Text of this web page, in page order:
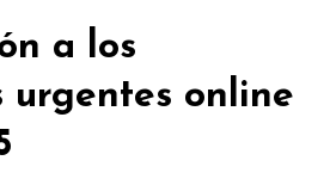
a los
urgentes online